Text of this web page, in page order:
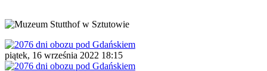
piątek, 16 września 2022 18:15